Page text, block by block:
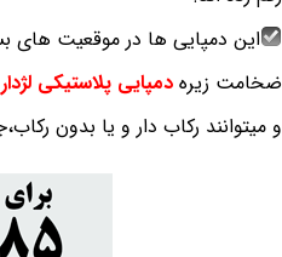
این دمپایی ها در موقعیت های
ضخامت زیره دمپایی پلاستیکی لژدار
و میتوانند رکاب دار و یا بدون